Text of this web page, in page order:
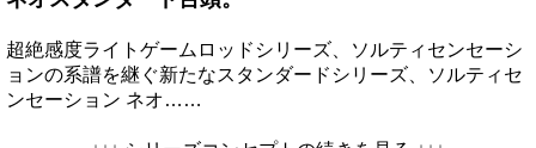
超絶感度ライトゲームロッドシリーズ、ソルティセンセーシ
ョンの系譜を継ぐ新たなスタンダードシリーズ、ソルティセ
ンセーション ネオ……